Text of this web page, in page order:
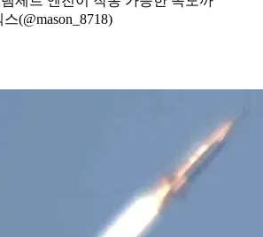
(@mason_8718)